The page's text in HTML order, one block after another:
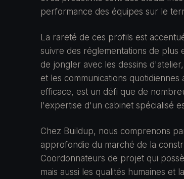
performance des équipes sur le
La rareté de ces profils est
suivre des réglementations de
de jongler avec les dessins
et les communications
efficace, est un défi que de
l'expertise d'un cabinet spécialisé
Chez Buildup, nous comprenons
approfondie du marché de la
Coordonnateurs de projet qui
mais aussi les qualités humaines